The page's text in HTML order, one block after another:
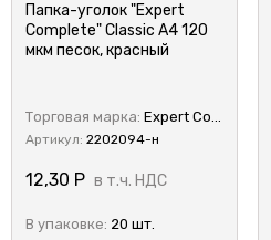
Папка-уголок "Expert
Complete" Classic A4 120
мкм песок, красный
Торговая марка: Expert Complete
Артикул: 2202094-н
12,30 Р в т.ч. НДС
В упаковке: 20 шт.